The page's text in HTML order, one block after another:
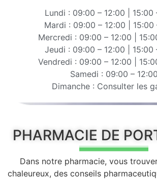
Lundi : 09:00 – 12:00 | 15:00
Mardi : 09:00 – 12:00 | 15:00
Mercredi : 09:00 – 12:00 |
Jeudi : 09:00 – 12:00 | 15:00
Vendredi : 09:00 – 12:00 |
Samedi : 09:00 – 12:00
Dimanche : Consulter les
PHARMACIE DE
Dans notre pharmacie, vous
chaleureux, des conseils